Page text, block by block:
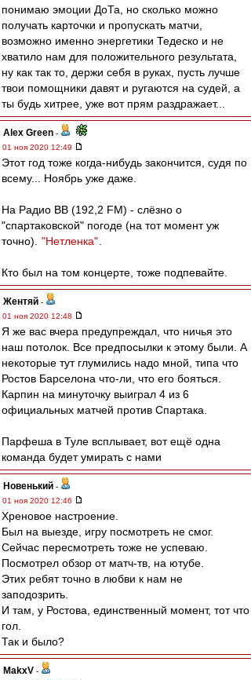
понимаю эмоции ДоТа, но сколько можно
получать карточки и пропускать матчи,
возможно именно энергетики Тедеско и не
хватило нам для положительного результата,
ну как так то, держи себя в руках, пусть лучше
твои помощники давят и ругаются на судей, а
ты будь хитрее, уже вот прям раздражает...
Alex Green -
01 ноя 2020 12:49
Этот год тоже когда-нибудь закончится, судя по
всему... Ноябрь уже даже.
На Радио ВВ (192,2 FM) - слёзно о
"спартаковской" погоде (на тот момент уж
точно). "Нетленка"
Кто был на том концерте, тоже подпевайте.
Жентяй -
01 ноя 2020 12:48
Я же вас вчера предупреждал, что ничья это
наш потолок. Все предпосылки к этому были. А
некоторые тут глумились надо мной, типа что
Ростов Барселона что-ли, что его бояться.
Карпин на минуточку выиграл 4 из 6
официальных матчей против Спартака.
Парфеша в Туле всплывает, вот ещё одна
команда будет умирать с нами
Новенький -
01 ноя 2020 12:46
Хреновое настроение.
Был на выезде, игру посмотреть не смог.
Сейчас пересмотреть тоже не успеваю.
Посмотрел обзор от матч-тв, на ютубе.
Этих ребят точно в любви к нам не
заподозрить.
И там, у Ростова, единственный момент, тот что
гол.
Так и было?
MakxV -